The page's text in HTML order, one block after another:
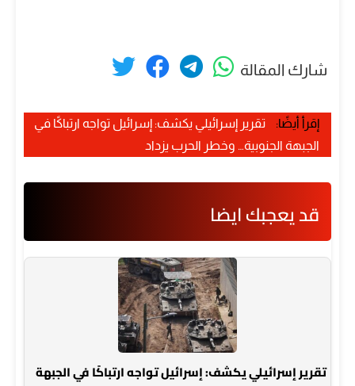
شارك المقالة
إقرأ أيضًا:
تقرير إسرائيلي يكشف: إسرائيل تواجه ارتباكًا في
الجبهة الجنوبية… وخطر الحرب يزداد
قد يعجبك ايضا
تقرير إسرائيلي يكشف: إسرائيل تواجه ارتباكًا في الجبهة